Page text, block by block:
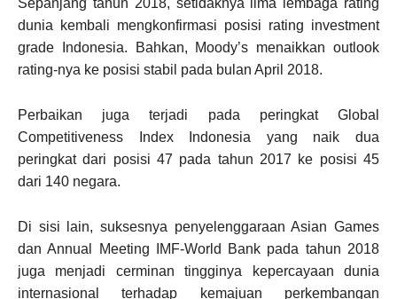
Sepanjang tahun 2018, setidaknya lima lembaga rating
dunia kembali mengkonfirmasi posisi rating investment
grade Indonesia. Bahkan, Moody’s menaikkan outlook
rating-nya ke posisi stabil pada bulan April 2018.
Perbaikan juga terjadi pada peringkat Global
Competitiveness Index Indonesia yang naik dua
peringkat dari posisi 47 pada tahun 2017 ke posisi 45
dari 140 negara.
Di sisi lain, suksesnya penyelenggaraan Asian Games
dan Annual Meeting IMF-World Bank pada tahun 2018
juga menjadi cerminan tingginya kepercayaan dunia
internasional terhadap kemajuan perkembangan